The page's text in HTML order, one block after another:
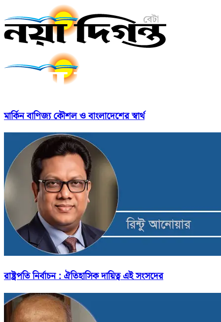
মার্কিন বাণিজ্য কৌশল ও বাংলাদেশের স্বার্থ
রাষ্ট্রপতি নির্বাচন : ঐতিহাসিক দায়িত্ব এই সংসদের